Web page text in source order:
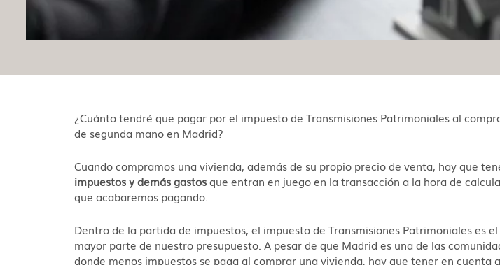
¿Cuánto tendré que pagar por el impuesto de Transmisiones Patrimoniales al
de segunda mano en Madrid?
Cuando compramos una vivienda, además de su propio precio de venta, hay que
impuestos y demás gastosque entran en juego en la transacción a la hora de
que acabaremos pagando.
Dentro de la partida de impuestos, el impuesto de Transmisiones Patrimoniales es
mayor parte de nuestro presupuesto. A pesar de que Madrid es una de las
donde menos impuestos se paga al comprar una vivienda, hay que tener en cuenta